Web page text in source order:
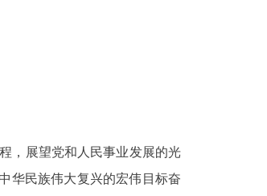
，展望党和人民事业发展的光
华民族伟大复兴的宏伟目标奋